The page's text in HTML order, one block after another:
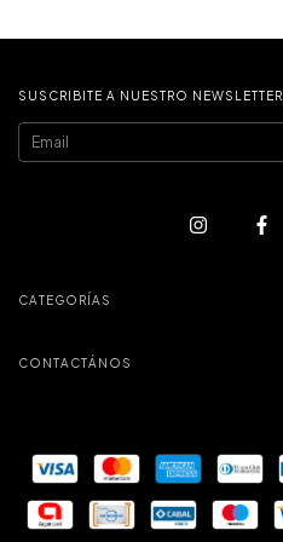
SUSCRIBITE A NUESTRO NEWSLETTER
CATEGORÍAS
CONTACTÁNOS